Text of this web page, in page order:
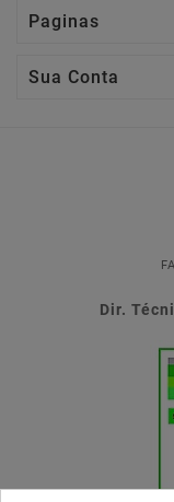
Paginas
Sua Conta
Dir.